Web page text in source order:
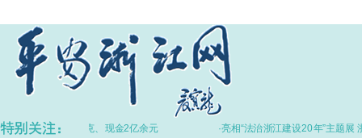
30余千克、现金2亿余元
·亮相“法治浙江建设20年”主题展 浙江打造的